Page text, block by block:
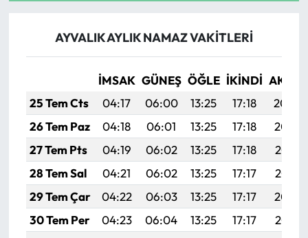
AYVALIK AYLIK NAMAZ VAKITLERI
İMSAK GÜNEŞ ÖĞLE İKINDI
25 Tem Cts
04:17 06:00 13:25 17:18
20:40
26 Tem Paz
04:18 06:01 13:25 17:18
20:39
27 Tem Pts
04:19 06:02 13:25 17:18
20:38
28 Tem Sal
04:21 06:02 13:25 17:17
20:37
29 Tem Çar
04:22 06:03 13:25 17:17
20:36
30 Tem Per
04:23 06:04 13:25 17:17
20:35
Resmi Reklam
Siyaset
Spor
Sungurlu Haberleri
Turizm